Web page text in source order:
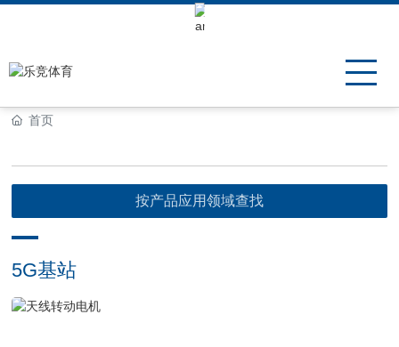
Keli Motor Group Search
首页
按产品应用领域查找
5G基站